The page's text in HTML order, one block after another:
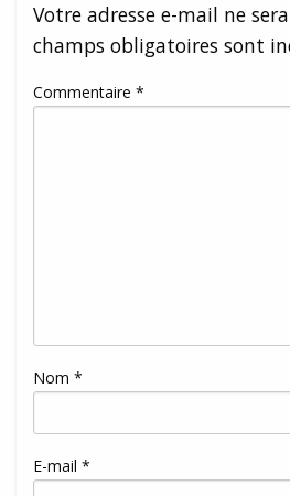
Votre adresse e-mail ne
champs obligatoires sont
Commentaire *
Nom *
E-mail *